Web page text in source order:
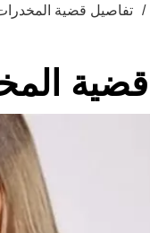
تفاصيل قضية